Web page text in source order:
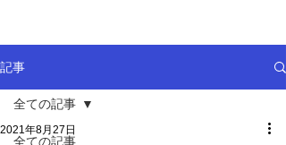
記事
全ての記事
全ての記事
2021年8月27日